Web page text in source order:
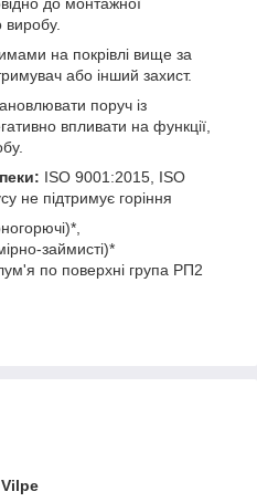
до монтажної
виробу.
на покрівлі вище за
або інший захист.
поруч із
впливати на функції,
ISO 9001:2015, ISO
не підтримує горіння
займисті)*
по поверхні група РП2
Vilpe